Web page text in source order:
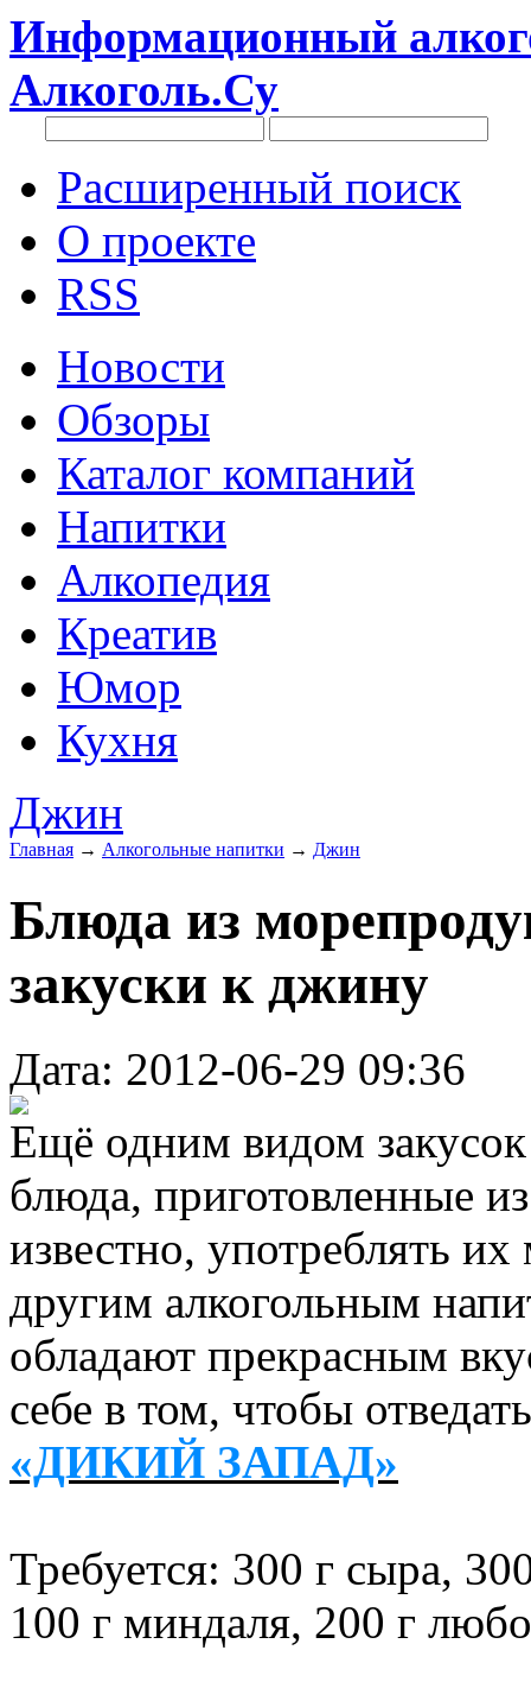
Информационный
Алкоголь.Су
Расширенный поиск
О проекте
RSS
Новости
Обзоры
Каталог компаний
Напитки
Алкопедия
Креатив
Юмор
Кухня
Джин
Главная → Алкогольные напитки → Джин
Блюда из
закуски к джину
Дата: 2012-06-29 09:36
Ещё одним видом
блюда, приготовленные
известно, употреблять
другим алкогольным
обладают прекрасным
себе в том, чтобы
«ДИКИЙ ЗАПАД»
Требуется: 300 г сыра,
100 г миндаля, 200 г